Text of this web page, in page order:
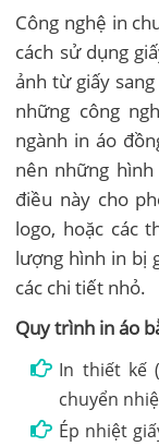
Công nghệ in
cách sử dụng
ảnh từ giấy
những công
ngành in áo
nên những
điều này cho
logo, hoặc các
lượng hình in bị
các chi tiết nhỏ.
Quy trình in áo
In thiết kế
chuyển
Ép nhiệt